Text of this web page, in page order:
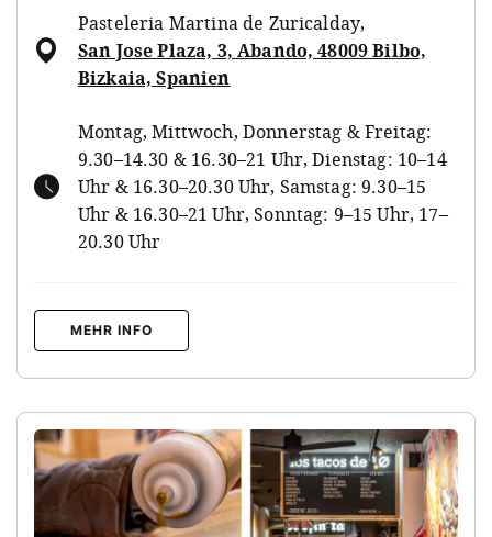
Pasteleria Martina de Zuricalday,
San Jose Plaza, 3, Abando, 48009 Bilbo,
Bizkaia, Spanien
Montag, Mittwoch, Donnerstag & Freitag:
9.30–14.30 & 16.30–21 Uhr, Dienstag: 10–14
Uhr & 16.30–20.30 Uhr, Samstag: 9.30–15
Uhr & 16.30–21 Uhr, Sonntag: 9–15 Uhr, 17–
20.30 Uhr
MEHR INFO